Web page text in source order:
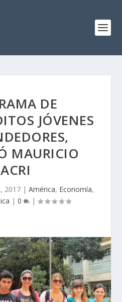
DE
JÓVENES
MAURICIO
2017| América, Economía,
| 0 |